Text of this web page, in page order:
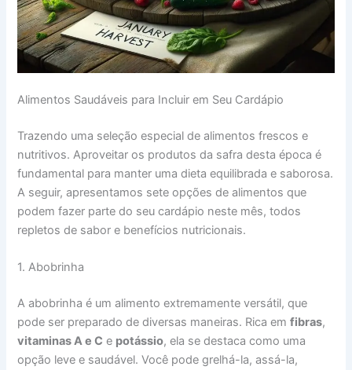
Alimentos Saudáveis para Incluir em Seu Cardápio
Trazendo uma seleção especial de alimentos frescos e
nutritivos. Aproveitar os produtos da safra desta época é
fundamental para manter uma dieta equilibrada e saborosa.
A seguir, apresentamos sete opções de alimentos que
podem fazer parte do seu cardápio neste mês, todos
repletos de sabor e benefícios nutricionais.
1. Abobrinha
A abobrinha é um alimento extremamente versátil, que
pode ser preparado de diversas maneiras. Rica emfibras,
vitaminas A e C e potássio, ela se destaca como uma
opção leve e saudável. Você pode grelhá-la, assá-la,